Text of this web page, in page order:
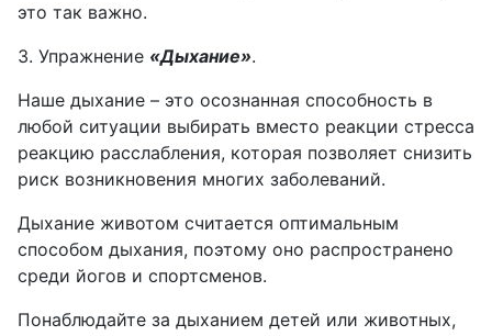
это так важно.
3. Упражнение «Дыхание».
Наше дыхание – это осознанная способность в
любой ситуации выбирать вместо реакции стресса
реакцию расслабления, которая позволяет снизить
риск возникновения многих заболеваний.
Дыхание животом считается оптимальным
способом дыхания, поэтому оно распространено
среди йогов и спортсменов.
Понаблюдайте за дыханием детей или животных,